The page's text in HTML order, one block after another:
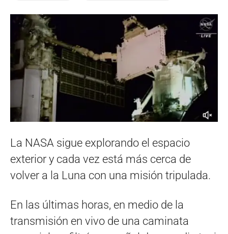
La NASA sigue explorando el espacio
exterior y cada vez está más cerca de
volver a la Luna con una misión tripulada.
En las últimas horas, en medio de la
transmisión en vivo de una caminata